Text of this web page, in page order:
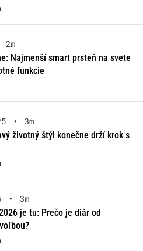
2m
Najmenší smart prsteň na svete
funkcie
•
3m
životný štýl konečne drží krok s
•
3m
je tu: Prečo je diár od